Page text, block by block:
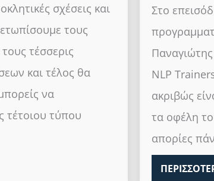
σχέσεις και
τους
τέσσερις
και τέλος θα
να
τέτοιου τύπου
Στο
NLP
ακριβώς
τα οφέλη
απορίες